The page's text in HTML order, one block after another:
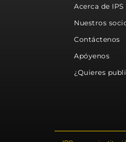
Acerca de IPS
Nuestros
Contáctenos
Apóyenos
¿Quieres